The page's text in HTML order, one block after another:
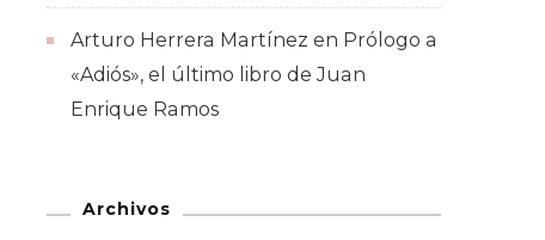
Arturo Herrera Martínez en Prólogo a
«Adiós», el último libro de Juan
Enrique Ramos
Archivos